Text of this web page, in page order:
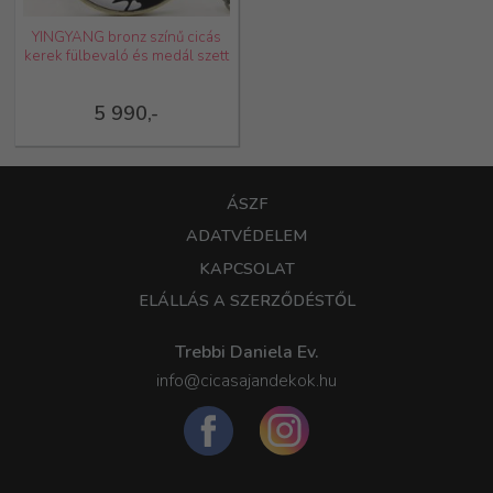
5 990,-
YINGYANG bronz színű cicás
kerek fülbevaló és medál szett
ÁSZF
ADATVÉDELEM
KAPCSOLAT
ELÁLLÁS A SZERZŐDÉSTŐL
Trebbi Daniela Ev.
info@cicasajandekok.hu